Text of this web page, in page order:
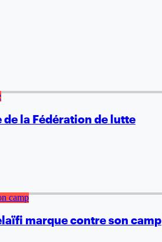
de la Fédération de lutte
marque contre son camp